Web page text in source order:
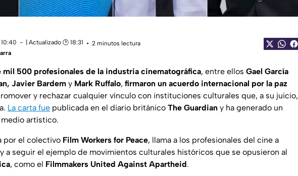
| Actualizado 🕑 18:31
2 minutos lectura
mil 500 profesionales de la industria cinematográfica, entre ellos Gael García
Javier Bardem y Mark Ruffalo, firmaron un acuerdo internacional por la paz
y rechazar cualquier vínculo con instituciones culturales que, a su juicio,
La carta fue publicada en el diario británico The Guardian y ha generado un
artístico.
por el colectivo Film Workers for Peace, llama a los profesionales del cine a
a seguir el ejemplo de movimientos culturales históricos que se opusieron al
, como el Filmmakers United Against Apartheid.